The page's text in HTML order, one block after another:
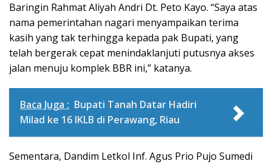
Baringin Rahmat Aliyah Andri Dt. Peto Kayo. “Saya atas
nama pemerintahan nagari menyampaikan terima
kasih yang tak terhingga kepada pak Bupati, yang
telah bergerak cepat menindaklanjuti putusnya akses
jalan menuju komplek BBR ini,” katanya.
Baca Juga : Bupati Tanah Datar Hadiri
Milad ke 16 IKLB di Perawang, Riau
Sementara, Dandim Letkol Inf. Agus Prio Pujo Sumedi